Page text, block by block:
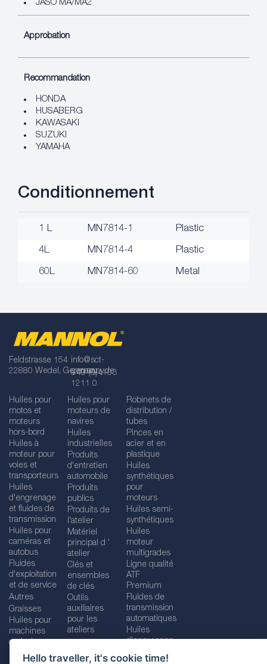
Hello traveller, it's cookie time!
JASO MA/MA2
Approbation
Recommandation
HONDA
HUSABERG
KAWASAKI
SUZUKI
YAMAHA
Conditionnement
1 L MN7814-1 Plastic
4L MN7814-4 Plastic
60L MN7814-60 Metal
Feldstrasse 154
22880 Wedel, Germany
info@sct-
germany.de
+49 (0)4103
1211 0
Huiles pour
motos et
moteurs
hors-bord
Huiles à
moteur pour
voies et
transporteurs
Huiles
d'engrenage
et fluides de
transmission
Huiles pour
caméras et
autobus
Fluides
d'exploitation
et de service
Autres
Graisses
Huiles pour
machines
agricoles
Huiles pour
moteurs de
navires
Huiles
industrielles
Produits
d'entretien
automobile
Produits
publics
Produits de
l'atelier
Matériel
principal d '
atelier
Clés et
ensembles
de clés
Outils
auxiliaires
pour les
ateliers
Robinets de
distribution /
tubes
Pinces en
acier et en
plastique
Huiles
synthétiques
pour
moteurs
Huiles semi-
synthétiques
Huiles
moteur
multigrades
Ligne qualité
ATF
Premium
Fluides de
transmission
automatiques
Huiles
d'engrenage